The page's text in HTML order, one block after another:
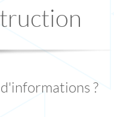
?